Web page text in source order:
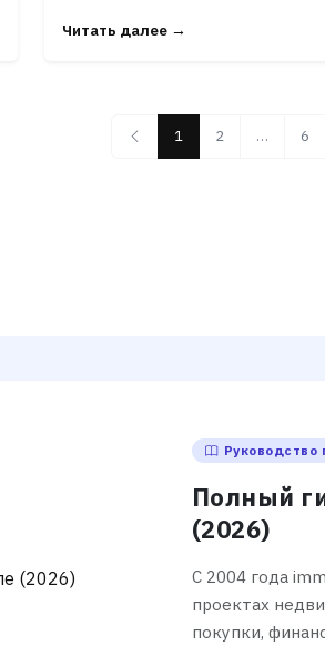
Читать далее →
1 2 … 6
Полный
(2026)
С 2004 года
проектах
покупки,